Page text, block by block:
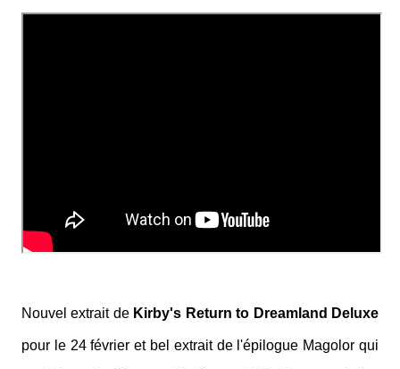
Nouvel extrait de Kirby's Return to Dreamland Deluxe
pour le 24 février et bel extrait de l'épilogue Magolor qui